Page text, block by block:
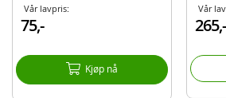
Vår lavpris:
75,-
Kjøp nå
Vår
265,-